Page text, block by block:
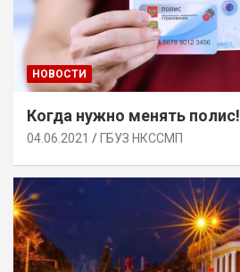
НОВОСТИ
Когда нужно менять полис!
04.06.2021 ГБУЗ НКССМП